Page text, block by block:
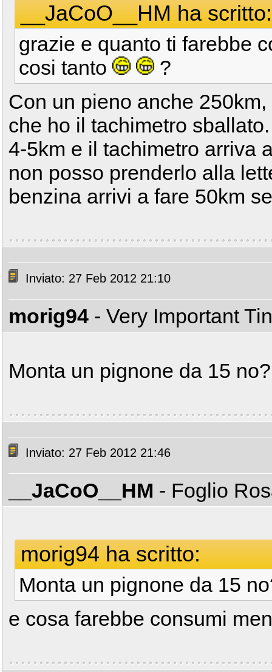
__JaCoO__HM ha scritto:
grazie e quanto ti farebbe
cosi tanto
?
Con un pieno anche
che ho il tachimetro
4-5km e il tachimetro arriva
non posso prenderlo alla
benzina arrivi a fare 50km
Inviato: 27 Feb 2012 21:10
morig94 - Very Important
Monta un pignone da 15
Inviato: 27 Feb 2012 21:46
__JaCoO__HM - Foglio
morig94 ha scritto:
Monta un pignone da 15
e cosa farebbe consumi